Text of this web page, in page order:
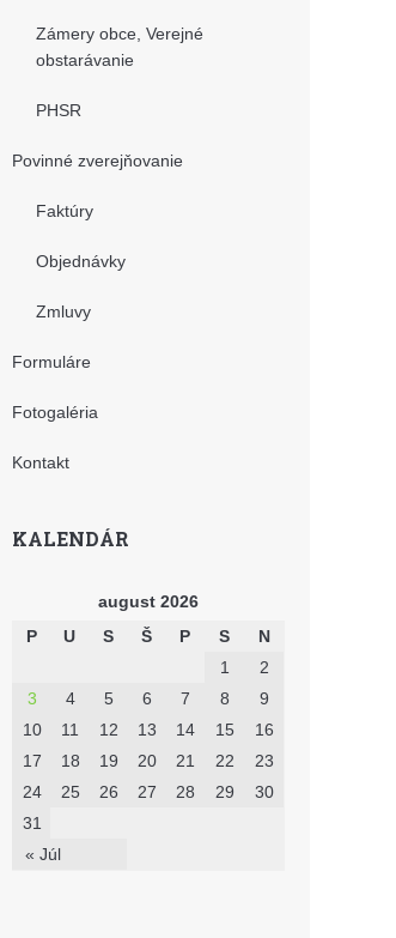
Zámery obce, Verejné
obstarávanie
PHSR
Povinné zverejňovanie
Faktúry
Objednávky
Zmluvy
Formuláre
Fotogaléria
Kontakt
KALENDÁR
august 2026
P
U S Š P S N
« Júl
1
2
3
4 5 6 7 8
9
10
11 12 13 14 15
16
17
18 19 20 21 22
23
24
25 26 27 28 29
30
31